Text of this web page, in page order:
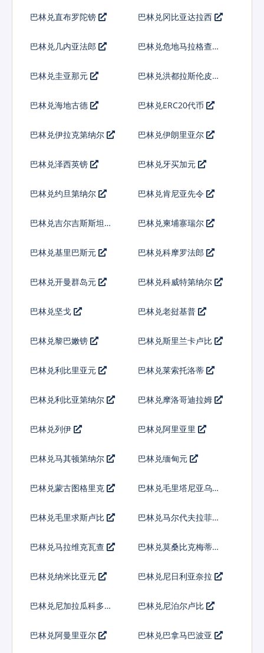
巴林兑直布罗陀镑 巴林兑冈比亚达拉西
巴林兑几内亚法郎 巴林兑危地马拉格查尔
巴林兑圭亚那元 巴林兑洪都拉斯伦皮拉
巴林兑海地古德 巴林兑ERC20代币
巴林兑伊拉克第纳尔 巴林兑伊朗里亚尔
巴林兑泽西英镑 巴林兑牙买加元
巴林兑约旦第纳尔 巴林兑肯尼亚先令
巴林兑吉尔吉斯斯坦索
巴林兑柬埔寨瑞尔
巴林兑基里巴斯元 巴林兑科摩罗法郎
巴林兑开曼群岛元 巴林兑科威特第纳尔
巴林兑坚戈 巴林兑老挝基普
巴林兑黎巴嫩镑 巴林兑斯里兰卡卢比
巴林兑利比里亚元 巴林兑莱索托洛蒂
巴林兑利比亚第纳尔 巴林兑摩洛哥迪拉姆
巴林兑列伊 巴林兑阿里亚里
巴林兑马其顿第纳尔 巴林兑缅甸元
巴林兑蒙古图格里克
巴林兑毛里塔尼亚乌吉
巴林兑毛里求斯卢比 巴林兑马尔代夫拉菲亚
巴林兑马拉维克瓦查
巴林兑莫桑比克梅蒂卡
巴林兑纳米比亚元 巴林兑尼日利亚奈拉
巴林兑尼加拉瓜科多巴 巴林兑尼泊尔卢比
巴林兑阿曼里亚尔 巴林兑巴拿马巴波亚